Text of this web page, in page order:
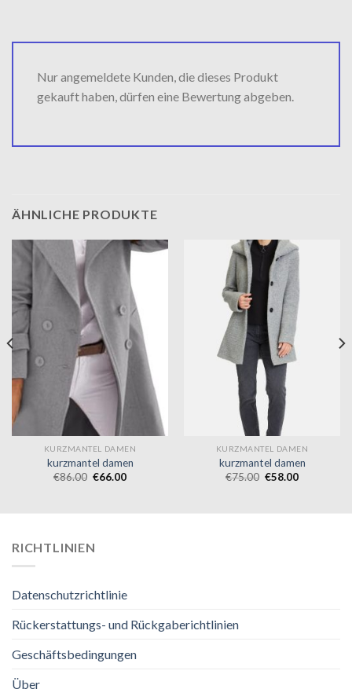
Nur angemeldete Kunden, die dieses Produkt
gekauft haben, dürfen eine Bewertung abgeben.
ÄHNLICHE PRODUKTE
KURZMANTEL DAMEN
kurzmantel damen
€86.00 €66.00
KURZMANTEL DAMEN
kurzmantel damen
€75.00 €58.00
RICHTLINIEN
Datenschutzrichtlinie
Rückerstattungs- und Rückgaberichtlinien
Geschäftsbedingungen
Über